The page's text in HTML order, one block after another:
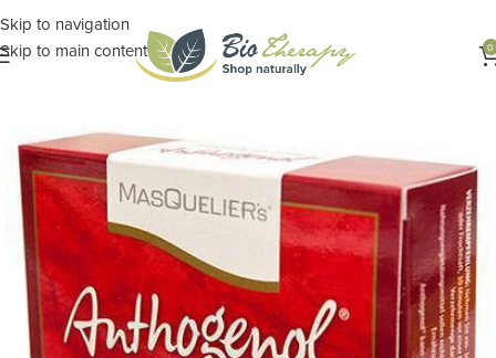
Skip to navigation
Skip to main content
0